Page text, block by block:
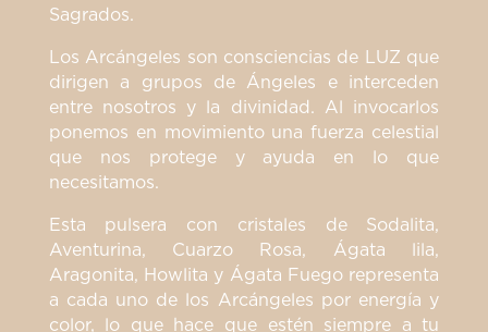
Sagrados.
Los Arcángeles son consciencias de LUZ que
dirigen a grupos de Ángeles e interceden
entre nosotros y la divinidad. Al invocarlos
ponemos en movimiento una fuerza celestial
que nos protege y ayuda en lo que
necesitamos.
Esta pulsera con cristales de Sodalita,
Aventurina, Cuarzo Rosa, Ágata lila,
Aragonita, Howlita y Ágata Fuego representa
a cada uno de los Arcángeles por energía y
color, lo que hace que estén siempre a tu